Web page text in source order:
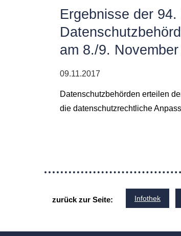
Ergebnisse der
am 8./9.
09.11.2017
Datenschutzbehörden erteilen
die datenschutzrechtliche
zurück zur Seite: Infothek